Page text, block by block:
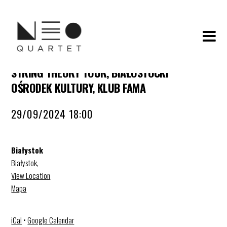
STRING THEORY TOUR, BIAŁOSTOCKI
OŚRODEK KULTURY, KLUB FAMA
29/09/2024 18:00
Białystok
Białystok,
View Location
Mapa
iCal •Google Calendar